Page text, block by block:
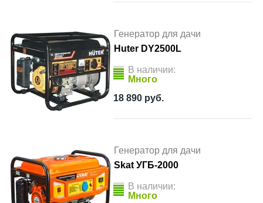
Генератор для дачи
Huter DY2500L
В наличии:
Много
18 890 руб.
Генератор для дачи
Skat УГБ-2000
В наличии:
Много